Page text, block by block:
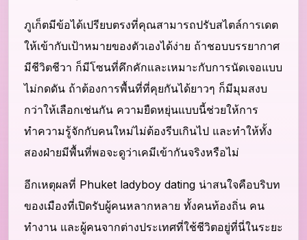
ภูเก็ตมีข้อได้เปรียบตรงที่คุณสามารถปรับสไตล์การเดต
ให้เข้ากับเป้าหมายของตัวเองได้ง่าย ถ้าชอบบรรยากาศ
มีชีวิตชีวา ก็มีโซนที่คึกคักและเหมาะกับการนัดเจอแบบ
ไม่กดดัน ถ้าต้องการพื้นที่ที่คุยกันได้ยาวๆ ก็มีมุมสงบ
กว่าให้เลือกเช่นกัน ความยืดหยุ่นแบบนี้ช่วยให้การ
ทำความรู้จักกับคนใหม่ไม่ต้องรีบเกินไป และทำให้ทั้ง
สองฝ่ายมีพื้นที่พอจะดูว่าเคมีเข้ากันจริงหรือไม่
อีกเหตุผลที่ Phuket ladyboy dating น่าสนใจคือบริบท
ของเมืองที่เปิดรับผู้คนหลากหลาย ทั้งคนท้องถิ่น คน
ทำงาน และผู้คนจากต่างประเทศที่ใช้ชีวิตอยู่ที่นี่ในระยะ